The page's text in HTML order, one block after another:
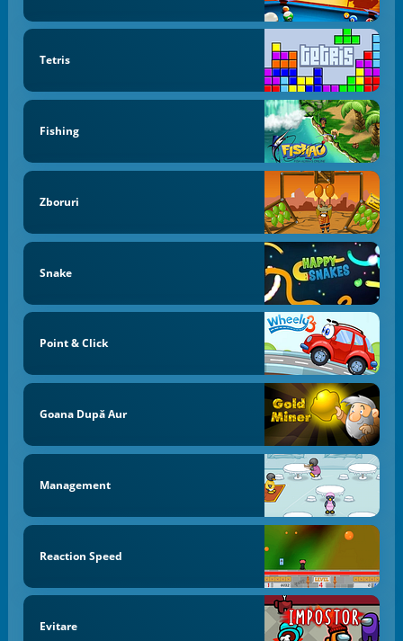
Tetris
Fishing
Zboruri
Snake
Point & Click
Goana După Aur
Management
Reaction Speed
Evitare